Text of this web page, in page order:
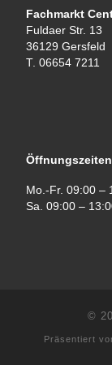
Fachmarkt
Fuldaer Str. 13
36129 Gersfeld
T. 06654 7211
Öffnungszeiten
Mo.-Fr. 09:00 –
Sa. 09:00 –
©
Präsentiert